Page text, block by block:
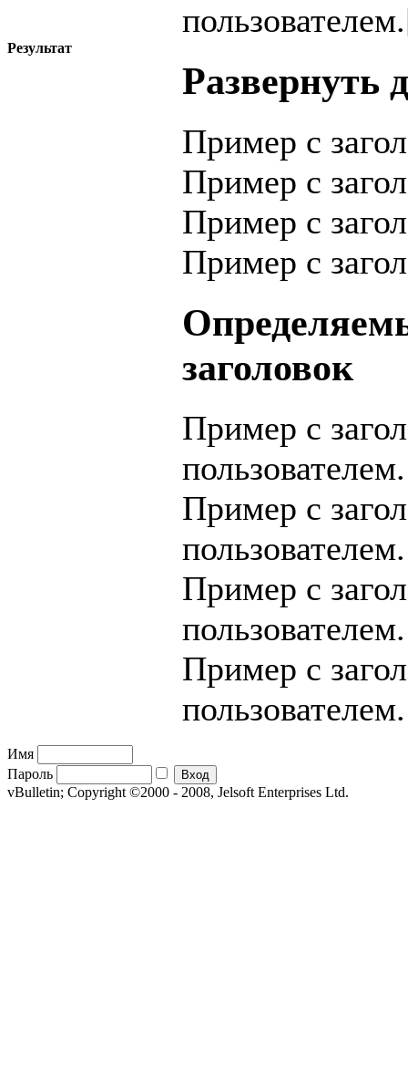
Результат
Развернуть
Пример с
Пример с
Пример с
Пример с
заголовок
Пример с
пользователем.
Пример с
пользователем.
Пример с
пользователем.
Пример с
пользователем.
Имя
Пароль
vBulletin; Copyright ©2000 - 2008, Jelsoft Enterprises Ltd.